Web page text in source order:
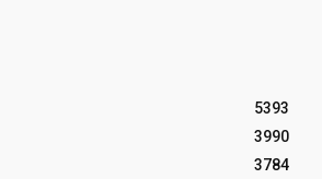
5393
3990
3784